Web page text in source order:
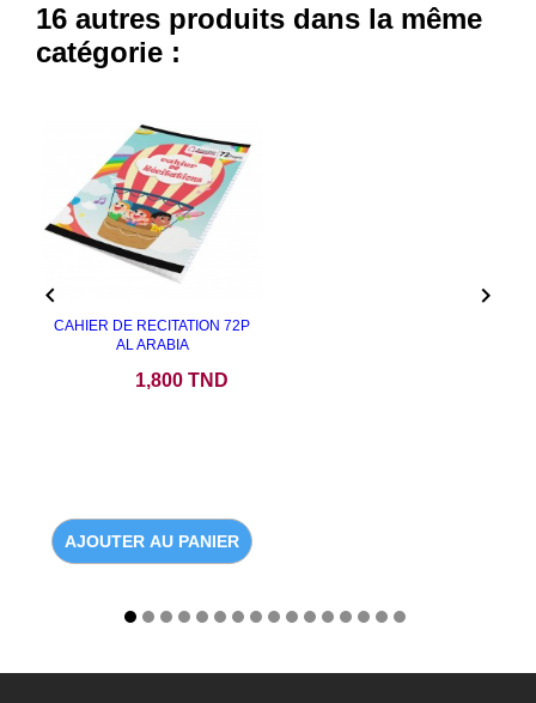
16 autres produits dans la même
catégorie :
CAHIER DE RECITATION 72P
AL ARABIA
1,800 TND
AJOUTER AU PANIER
 